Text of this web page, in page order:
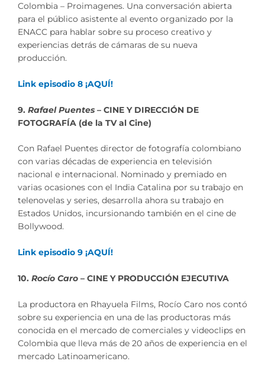
Colombia – Proimagenes. Una conversación abierta
para el público asistente al evento organizado por la
ENACC para hablar sobre su proceso creativo y
experiencias detrás de cámaras de su nueva
producción.
Link episodio 8 ¡AQUÍ!
9. Rafael Puentes – CINE Y DIRECCIÓN DE
FOTOGRAFÍA (de la TV al Cine)
Con Rafael Puentes director de fotografía colombiano
con varias décadas de experiencia en televisión
nacional e internacional. Nominado y premiado en
varias ocasiones con el India Catalina por su trabajo en
telenovelas y series, desarrolla ahora su trabajo en
Estados Unidos, incursionando también en el cine de
Bollywood.
Link episodio 9 ¡AQUÍ!
10. Rocío Caro – CINE Y PRODUCCIÓN EJECUTIVA
La productora en Rhayuela Films, Rocío Caro nos contó
sobre su experiencia en una de las productoras más
conocida en el mercado de comerciales y videoclips en
Colombia que lleva más de 20 años de experiencia en el
mercado Latinoamericano.